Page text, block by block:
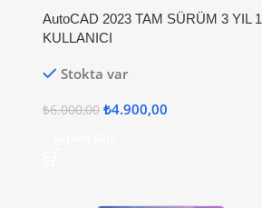
AutoCAD 2023 TAM SÜRÜM 3 YIL 1
KULLANICI
Stokta var
₺6.000,00 ₺4.900,00